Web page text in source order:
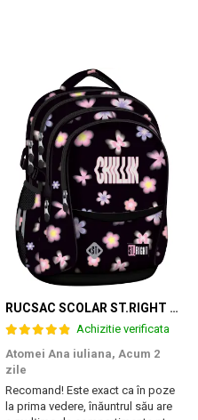
RUCSAC SCOLAR ST.RIGHT 4 COMPARTIMENTE BP-01 FLOWER MOOD 697036
Achizitie verificata
Atomei Ana iuliana, Acum 2
zile
Recomand! Este exact ca în poze
la prima vedere, înăuntrul său are